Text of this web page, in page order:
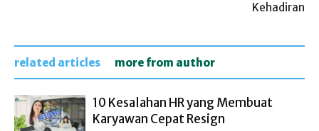
Kehadiran
related articles more from author
10 Kesalahan HR yang Membuat
Karyawan Cepat Resign